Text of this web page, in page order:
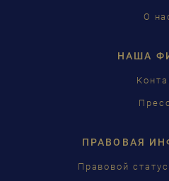
О
НАША
ПРАВОВАЯ
Правовой